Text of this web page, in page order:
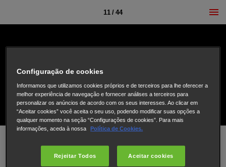
11 / 44
Configuração de cookies
Informamos que utilizamos cookies próprios e de terceiros para lhe oferecer a
melhor experiência de navegação e fornecer análises a terceiros para
personalizar os anúncios de acordo com os seus interesses. Ao clicar em
“Aceitar cookies” você aceita o seu uso, podendo modificar suas opções a
qualquer momento na seção “Configurações de cookies”. Para mais
informações, aceda à nossa
Política de Cookies.
Rejeitar Todos Aceitar cookies